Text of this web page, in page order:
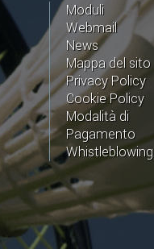
Moduli
Webmail
News
Mappa del sito
Privacy Policy
Cookie Policy
Modalità di
Pagamento
Whistleblowing